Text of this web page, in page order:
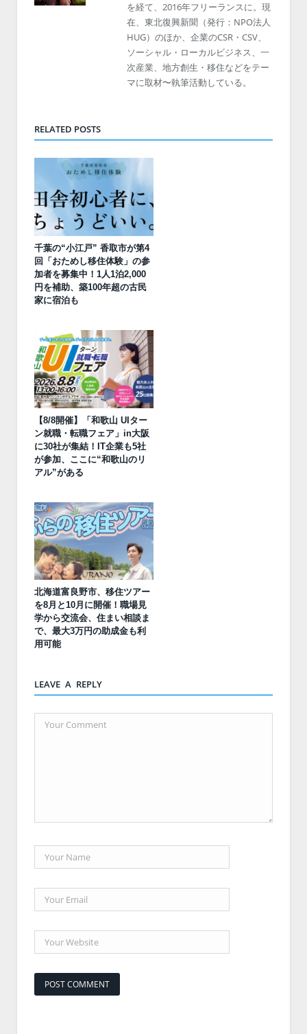
を経て、2016年フリーランスに。現
在、東北復興新聞（発行：NPO法人
HUG）のほか、企業のCSR・CSV、
ソーシャル・ローカルビジネス、一
次産業、地方創生・移住などをテー
マに取材〜執筆活動している。
RELATED POSTS
千葉の“小江戸” 香取市が第4
回「おためし移住体験」の参
加者を募集中！1人1泊2,000
円を補助、築100年超の古民
家に宿泊も
【8/8開催】「和歌山 UIター
ン就職・転職フェア」in大阪
に30社が集結！IT企業も5社
が参加、ここに“和歌山のリ
アル”がある
北海道富良野市、移住ツアー
を8月と10月に開催！職場見
学から交流会、住まい相談ま
で、最大3万円の助成金も利
用可能
LEAVE A REPLY